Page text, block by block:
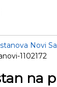
Novi
1102172
na